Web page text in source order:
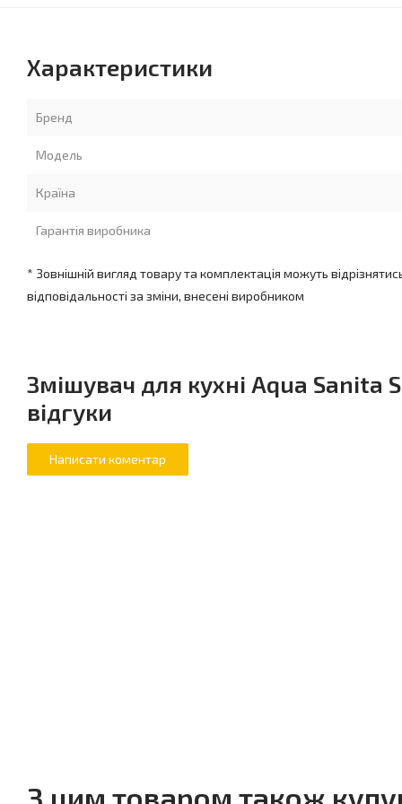
Характеристики
Бренд
Модель
Країна
Гарантія виробника
* Зовнішній вигляд товару та комплектація можуть
відповідальності за зміни, внесені виробником
Змішувач для кухні Aqua Sanita
відгуки
З цим товаром також